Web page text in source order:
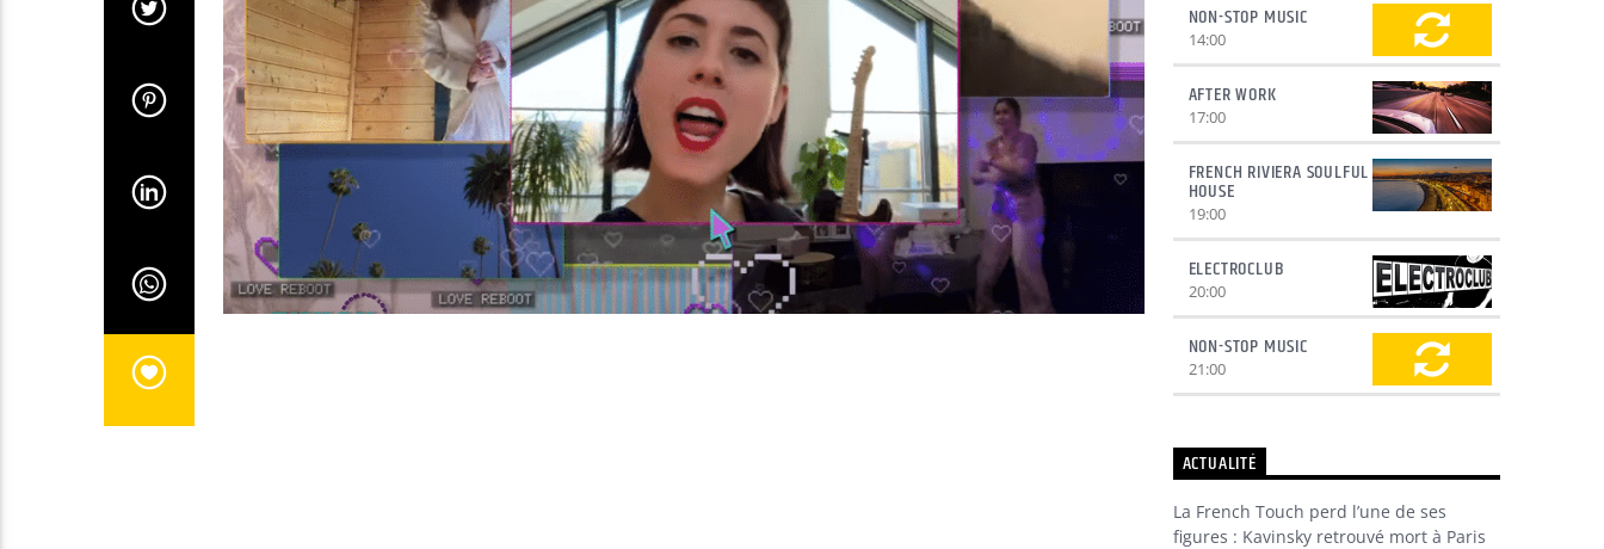
NON-STOP MUSIC
14:00
AFTER WORK
17:00
FRENCH RIVIERA SOULFUL
HOUSE
19:00
ELECTROCLUB
20:00
NON-STOP MUSIC
21:00
ACTUALITÉ
La French Touch perd l’une de ses
figures : Kavinsky retrouvé mort à Paris